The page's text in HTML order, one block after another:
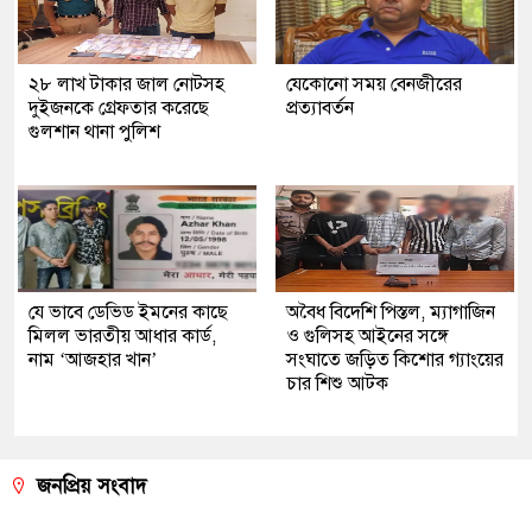
২৮ লাখ টাকার জাল নোটসহ
দুইজনকে গ্রেফতার করেছে
গুলশান থানা পুলিশ
যেকোনো সময় বেনজীরের
প্রত্যাবর্তন
যে ভাবে ডেভিড ইমনের কাছে
মিলল ভারতীয় আধার কার্ড,
নাম ‘আজহার খান’
অবৈধ বিদেশি পিস্তল, ম্যাগাজিন
ও গুলিসহ আইনের সঙ্গে
সংঘাতে জড়িত কিশোর গ্যাংয়ের
চার শিশু আটক
জনপ্রিয় সংবাদ